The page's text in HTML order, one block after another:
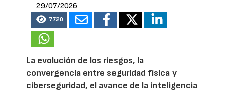
29/07/2026
7720
La evolución de los riesgos, la
convergencia entre seguridad física y
ciberseguridad, el avance de la inteligencia